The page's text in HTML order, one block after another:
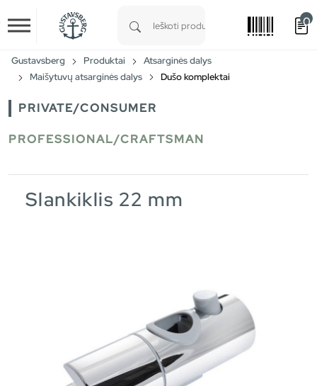
Skip to main content
0
Gustavsberg Produktai
Atsarginės dalys
Maišytuvų atsarginės dalys
Dušo komplektai
PRIVATE/CONSUMER
PROFESSIONAL/CRAFTSMAN
Slankiklis 22 mm